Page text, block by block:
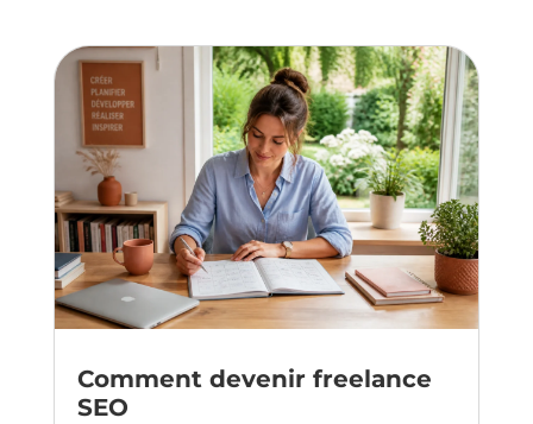
Comment devenir freelance
SEO